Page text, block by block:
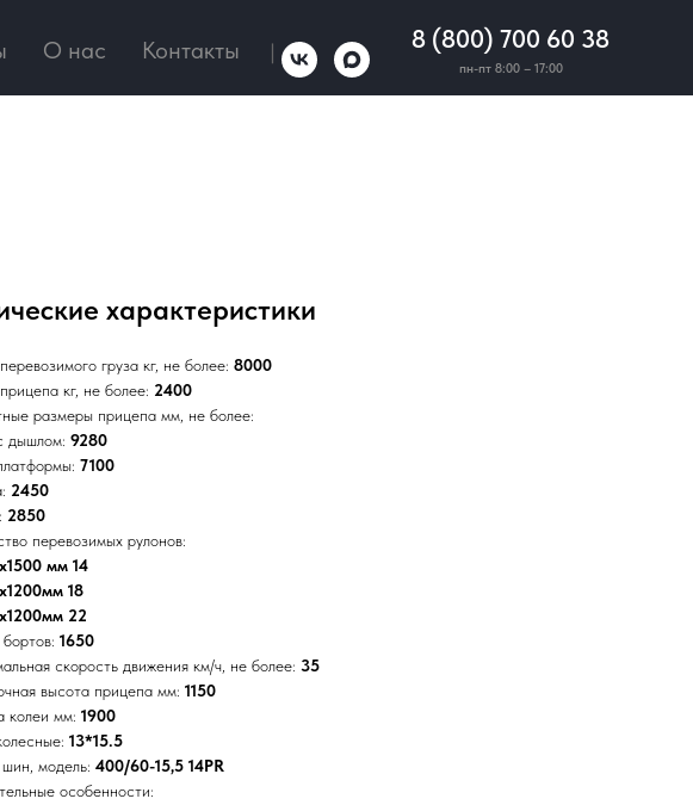
О нас Контакты | 8 (800) 700 60 38
пн-пт 8:00 – 17:00
характеристики
груза кг, не более: 8000
кг, не более: 2400
размеры прицепа мм, не более:
дышлом: 9280
7100
2450
2850
перевозимых рулонов:
мм 14
18
22
1650
скорость движения км/ч, не более: 35
высота прицепа мм: 1150
колеи мм: 1900
13*15.5
модель: 400/60-15,5 14PR
особенности: